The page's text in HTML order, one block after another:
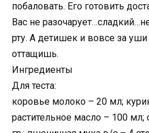
побаловать. Его готовить
Вас не
рту. А детишек и вовсе за
оттащишь.
Ингредиенты
Для теста:
коровье молоко – 20 мл;
растительное масло – 100 мл;